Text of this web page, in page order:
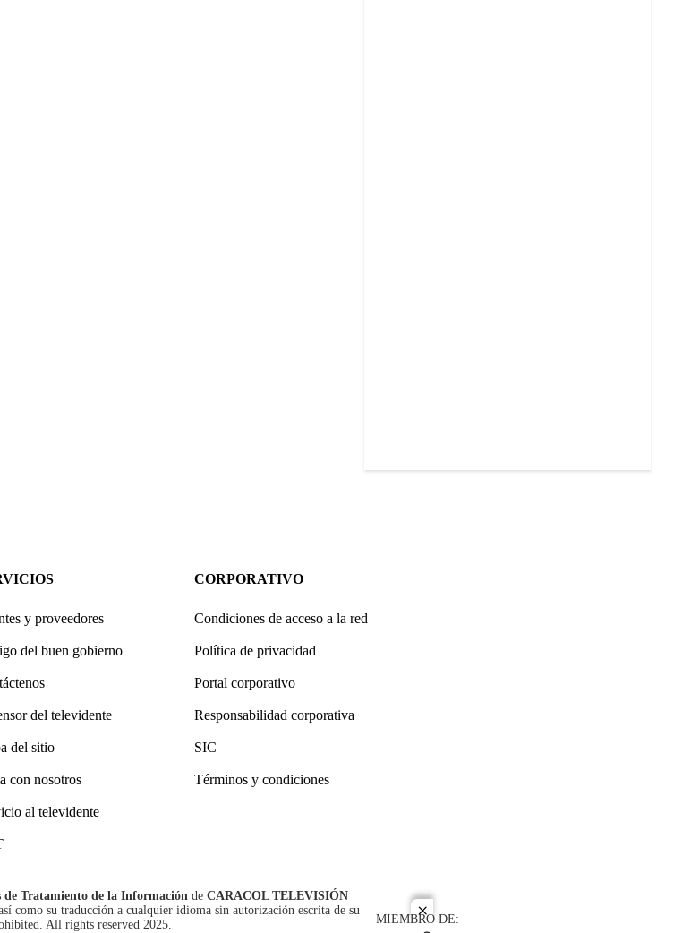
close
y proveedores
del buen gobierno
del televidente
del sitio
con nosotros
al televidente
CORPORATIVO
Condiciones de acceso a la red
Política de privacidad
Portal corporativo
Responsabilidad corporativa
SIC
Términos y condiciones
de Tratamiento de la Información de CARACOL TELEVISIÓN
como su traducción a cualquier idioma sin autorización escrita de su
All rights reserved 2025.
MIEMBRO DE: